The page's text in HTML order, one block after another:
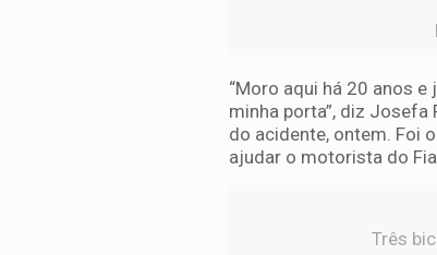
“Moro aqui há 20 anos
minha porta”, diz Josefa
do acidente, ontem. Foi
ajudar o motorista do
Três